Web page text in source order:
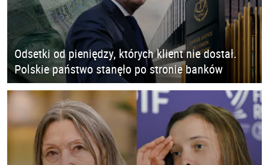
Odsetki od pieniędzy, których klient nie dostał.
Polskie państwo stanęło po stronie banków